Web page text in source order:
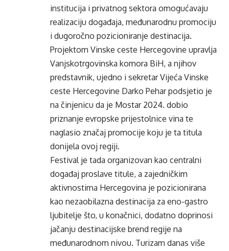
institucija i privatnog sektora omogućavaju
realizaciju događaja, međunarodnu promociju
i dugoročno pozicioniranje destinacija.
Projektom Vinske ceste Hercegovine upravlja
Vanjskotrgovinska komora BiH, a njihov
predstavnik, ujedno i sekretar Vijeća Vinske
ceste Hercegovine Darko Pehar podsjetio je
na činjenicu da je Mostar 2024. dobio
priznanje evropske prijestolnice vina te
naglasio značaj promocije koju je ta titula
donijela ovoj regiji.
Festival je tada organizovan kao centralni
događaj proslave titule, a zajedničkim
aktivnostima Hercegovina je pozicionirana
kao nezaobilazna destinacija za eno-gastro
ljubitelje što, u konačnici, dodatno doprinosi
jačanju destinacijske brend regije na
međunarodnom nivou. Turizam danas više